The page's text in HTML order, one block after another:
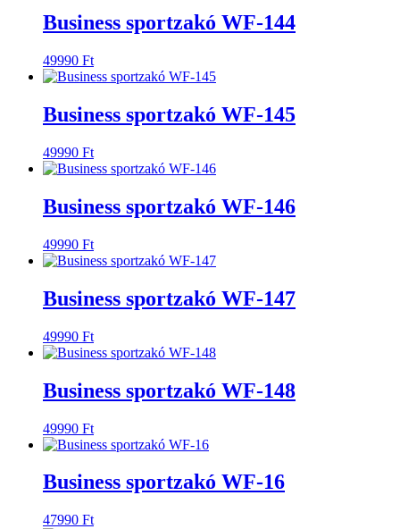
Business sportzakó WF-144
49990 Ft
Business sportzakó WF-145
49990 Ft
Business sportzakó WF-146
49990 Ft
Business sportzakó WF-147
49990 Ft
Business sportzakó WF-148
49990 Ft
Business sportzakó WF-16
47990 Ft